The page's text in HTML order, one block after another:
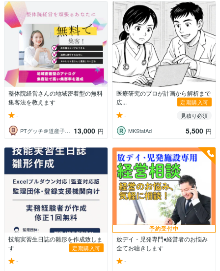
整体院経営さんの地域密着型の無料
集客法を教えます
-
PTグッチ＠道産子肩こりコンサルタント 13,000 円
医療研究のプロが計画から解析まで
広...
定期購入可
-
見積り必須
MKStatAd
5,500 円
技能実習生日誌の雛形を作成致しま
す
定期購入可
-
予約受付中
放デイ・児発専門♦️経営者のお悩み
全てお聴きします
-